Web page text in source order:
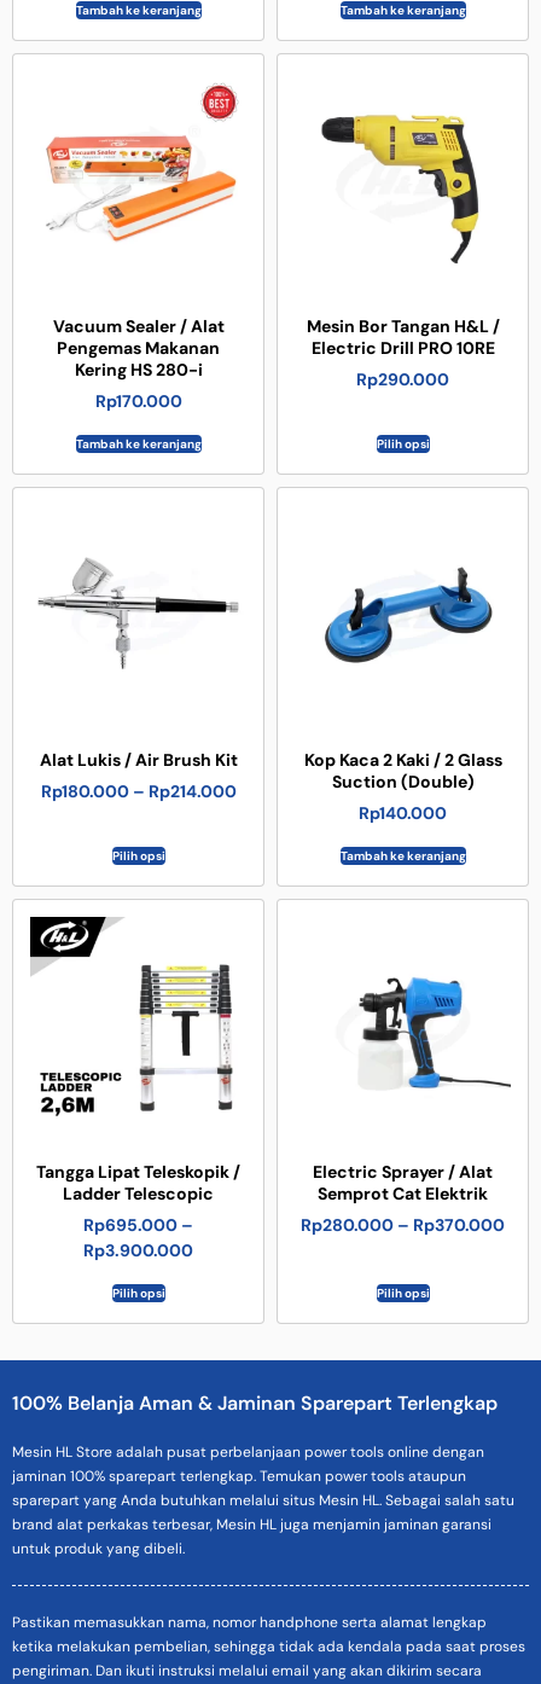
Tambah ke keranjang Tambah ke keranjang
Vacuum Sealer / Alat
Pengemas Makanan
Kering HS 280-i
Rp170.000
Tambah ke keranjang
Mesin Bor Tangan H&L /
Electric Drill PRO 10RE
Rp290.000
Pilih opsi
Alat Lukis / Air Brush Kit
Rp180.000 – Rp214.000
Pilih opsi
Kop Kaca 2 Kaki / 2 Glass
Suction (Double)
Rp140.000
Tambah ke keranjang
Tangga Lipat Teleskopik /
Ladder Telescopic
Rp695.000 –
Rp3.900.000
Pilih opsi
Electric Sprayer / Alat
Semprot Cat Elektrik
Rp280.000 – Rp370.000
Pilih opsi
100% Belanja Aman & Jaminan Sparepart Terlengkap
Mesin HL Store adalah pusat perbelanjaan power tools online dengan
jaminan 100% sparepart terlengkap. Temukan power tools ataupun
sparepart yang Anda butuhkan melalui situs Mesin HL. Sebagai salah satu
brand alat perkakas terbesar, Mesin HL juga menjamin jaminan garansi
untuk produk yang dibeli.
Pastikan memasukkan nama, nomor handphone serta alamat lengkap
ketika melakukan pembelian, sehingga tidak ada kendala pada saat proses
pengiriman. Dan ikuti instruksi melalui email yang akan dikirim secara